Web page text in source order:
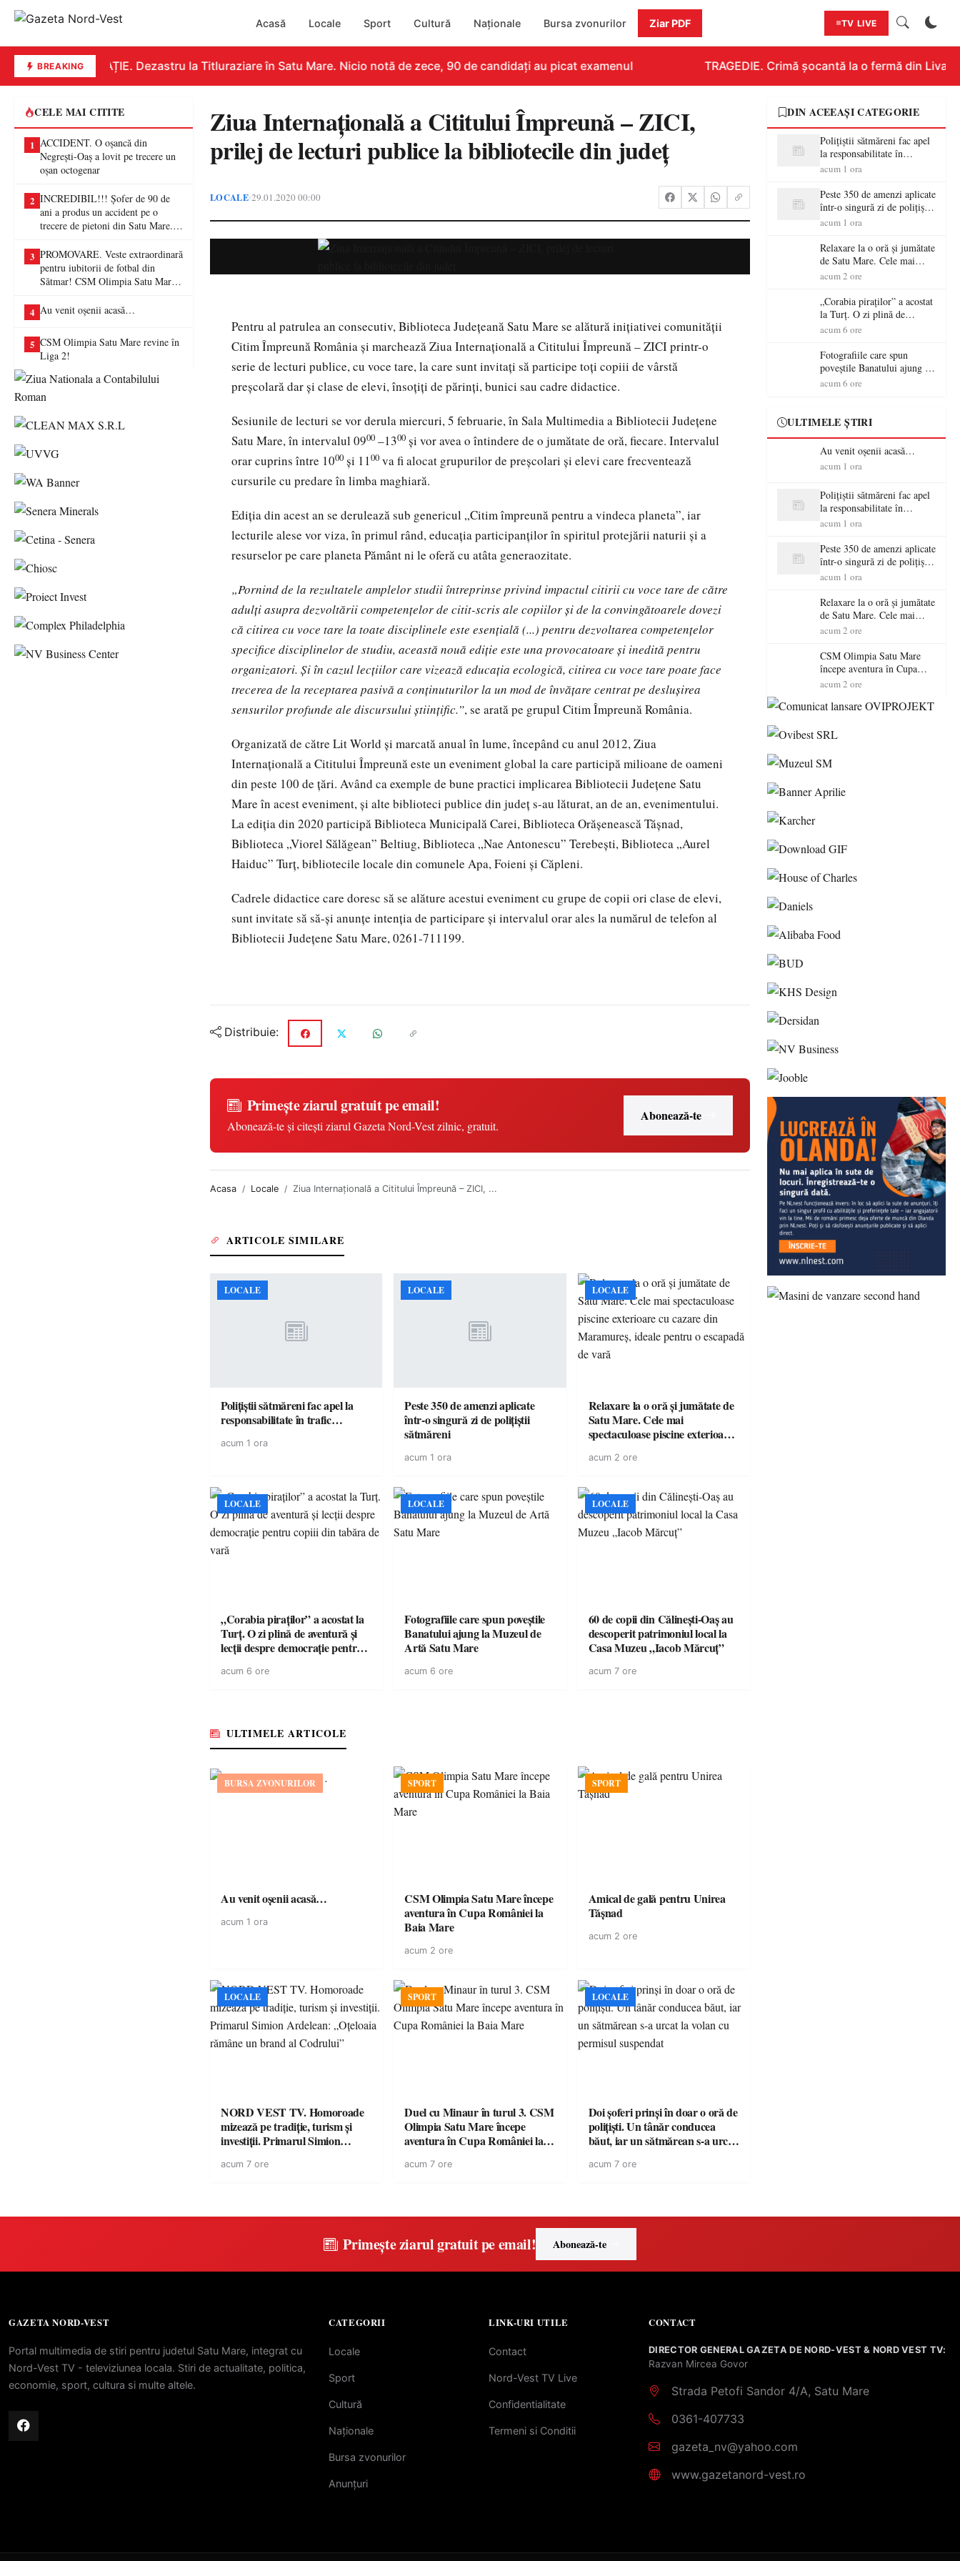
Acasă Locale Sport Cultură Naționale Bursa zvonurilor Ziar PDF TV LIVE
BREAKINGEDUCAȚIE. Dezastru la Titluraziare în Satu Mare. Nicio notă de zece, 90 de candidați au picat examenul TRAGEDIE. Crimă șocantă la o fermă din
CELE MAI CITITE
1 ACCIDENT. O oșancă din
Negrești-Oaș a lovit pe trecere un
oșan octogenar
2 INCREDIBIL!!! Șofer de 90 de
ani a produs un accident pe o
trecere de pietoni din Satu Mare. O
3 PROMOVARE. Veste extraordinară
pentru iubitorii de fotbal din
Sătmar! CSM Olimpia Satu Mare
4 Au venit oșenii acasă…
5 CSM Olimpia Satu Mare revine în
Liga 2!
Ziua Internațională a Cititului Împreună – ZICI,
prilej de lecturi publice la bibliotecile din județ
LOCALE•29.01.2020 00:00
Pentru al patrulea an consecutiv, Biblioteca Județeană Satu Mare se alătură inițiativei comunității
Citim Împreună România și marchează Ziua Internațională a Cititului Împreună – ZICI printr-o
serie de lecturi publice, cu voce tare, la care sunt invitați să participe toți copiii de vârstă
preșcolară dar și clase de elevi, însoțiți de părinți, bunici sau cadre didactice.
Sesiunile de lecturi se vor derula miercuri, 5 februarie, în Sala Multimedia a Bibliotecii Județene
Satu Mare, în intervalul 0900 –1300 și vor avea o întindere de o jumătate de oră, fiecare. Intervalul
orar cuprins între 1000 și 1100 va fi alocat grupurilor de preșcolari și elevi care frecventează
cursurile cu predare în limba maghiară.
Ediția din acest an se derulează sub genericul „Citim împreună pentru a vindeca planeta”, iar
lecturile alese vor viza, în primul rând, educația participanților în spiritul protejării naturii și a
resurselor pe care planeta Pământ ni le oferă cu atâta generaozitate.
„Pornind de la rezultatele amplelor studii întreprinse privind impactul citirii cu voce tare de către
adulți asupra dezvoltării competențelor de citit-scris ale copiilor și de la convingătoarele dovezi
că citirea cu voce tare la toate disciplinele este esențială (...) pentru dezvoltarea competențelor
specifice disciplinelor de studiu, această nouă ediție este una provocatoare și inedită pentru
organizatori. Și în cazul lecțiilor care vizează educația ecologică, citirea cu voce tare poate face
trecerea de la receptarea pasivă a conținuturilor la un mod de învăţare centrat pe deslușirea
sensurilor profunde ale discursului științific.”, se arată pe grupul Citim Împreună România.
Organizată de către Lit World şi marcată anual în lume, începând cu anul 2012, Ziua
Internaţională a Cititului Împreună este un eveniment global la care participă milioane de oameni
din peste 100 de ţări. Având ca exemple de bune practici implicarea Bibliotecii Județene Satu
Mare în acest eveniment, și alte biblioteci publice din județ s-au lăturat, an de an, evenimentului.
La ediția din 2020 participă Biblioteca Municipală Carei, Biblioteca Orășenească Tășnad,
Biblioteca „Viorel Sălăgean” Beltiug, Biblioteca „Nae Antonescu” Terebești, Biblioteca „Aurel
Haiduc” Turț, bibliotecile locale din comunele Apa, Foieni și Căpleni.
Cadrele didactice care doresc să se alăture acestui eveniment cu grupe de copii ori clase de elevi,
sunt invitate să să-și anunțe intenția de participare și intervalul orar ales la numărul de telefon al
Bibliotecii Județene Satu Mare, 0261-711199.
Distribuie:
Primește ziarul gratuit pe email!
Abonează-te și citești ziarul Gazeta Nord-Vest zilnic, gratuit.
Abonează-te
Acasa Locale Ziua Internațională a Cititului Împreună – ZICI, ...
ARTICOLE SIMILARE
LOCALE
Polițiștii sătmăreni fac apel la
responsabilitate în trafic…
acum 1 ora
LOCALE
Peste 350 de amenzi aplicate
într-o singură zi de polițiștii
sătmăreni
acum 1 ora
LOCALE
Relaxare la o oră și jumătate de
Satu Mare. Cele mai
spectaculoase piscine exterioare
pentru o escapadă de vară
acum 2 ore
LOCALE
„Corabia piraților” a acostat la
Turț. O zi plină de aventură și
lecții despre democrație pentru
acum 6 ore
LOCALE
Fotografiile care spun poveștile
Banatului ajung la Muzeul de
Artă Satu Mare
acum 6 ore
LOCALE
60 de copii din Călinești-Oaș au
descoperit patrimoniul local la
Casa Muzeu „Iacob Mărcuț”
acum 7 ore
ULTIMELE ARTICOLE
BURSA ZVONURILOR
Au venit oșenii acasă…
acum 1 ora
SPORT
CSM Olimpia Satu Mare începe
aventura în Cupa României la
Baia Mare
acum 2 ore
SPORT
Amical de gală pentru Unirea
Tășnad
acum 2 ore
LOCALE
NORD VEST TV. Homoroade
mizează pe tradiție, turism și
investiții. Primarul Simion
brand al Codrului”
acum 7 ore
SPORT
Duel cu Minaur în turul 3. CSM
Olimpia Satu Mare începe
aventura în Cupa României la
acum 7 ore
LOCALE
Doi șoferi prinși în doar o oră de
polițiști. Un tânăr conducea
băut, iar un sătmărean s-a urcat
acum 7 ore
DIN ACEEAȘI CATEGORIE
Polițiștii sătmăreni fac apel
la responsabilitate în
trafic…
acum 1 ora
Peste 350 de amenzi aplicate
într-o singură zi de polițiștii
sătmăreni
acum 1 ora
Relaxare la o oră și jumătate
de Satu Mare. Cele mai
spectaculoase piscine
Maramureș, ideale pentru o
escapadă de vară
acum 2 ore
„Corabia piraților” a acostat
la Turț. O zi plină de
aventură și lecții despre
tabăra de vară
acum 6 ore
Fotografiile care spun
poveștile Banatului ajung la
Muzeul de Artă Satu Mare
acum 6 ore
ULTIMELE ȘTIRI
Au venit oșenii acasă…
acum 1 ora
Polițiștii sătmăreni fac apel
la responsabilitate în
trafic…
acum 1 ora
Peste 350 de amenzi aplicate
într-o singură zi de polițiștii
sătmăreni
acum 1 ora
Relaxare la o oră și jumătate
de Satu Mare. Cele mai
spectaculoase piscine
Maramureș, ideale pentru o
escapadă de vară
acum 2 ore
CSM Olimpia Satu Mare
începe aventura în Cupa
României la Baia Mare
acum 2 ore
Primește ziarul gratuit pe email! Abonează-te
GAZETA NORD-VEST
Portal multimedia de stiri pentru judetul Satu Mare, integrat cu
Nord-Vest TV - televiziunea locala. Stiri de actualitate, politica,
economie, sport, cultura si multe altele.
CATEGORII
Locale
Sport
Cultură
Naționale
Bursa zvonurilor
Anunțuri
LINK-URI UTILE
Contact
Nord-Vest TV Live
Confidentialitate
Termeni si Conditii
CONTACT
DIRECTOR GENERAL GAZETA DE NORD-VEST & NORD VEST TV:
Razvan Mircea Govor
Strada Petofi Sandor 4/A, Satu Mare
0361-407733
gazeta_nv@yahoo.com
www.gazetanord-vest.ro